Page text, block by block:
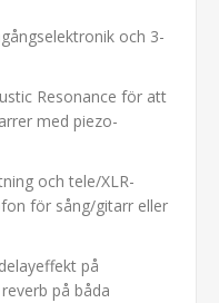
och 3-
Resonance för att
med piezo-
och tele/XLR-
för sång/gitarr eller
på
på båda